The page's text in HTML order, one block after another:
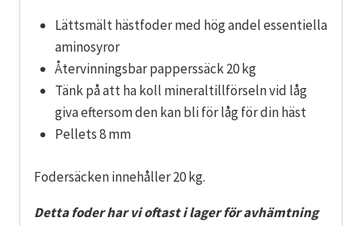
Lättsmält hästfoder med hög andel essentiella
aminosyror
Återvinningsbar papperssäck 20 kg
Tänk på att ha koll mineraltillförseln vid låg
giva eftersom den kan bli för låg för din häst
Pellets 8 mm
Fodersäcken innehåller 20 kg.
Detta foder har vi oftast i lager för avhämtning